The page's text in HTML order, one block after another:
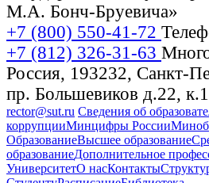
М.А. Бонч-Бруевича»
+7 (800) 550-41-72
+7 (812) 326-31-63
Россия, 193232, Санкт-
пр. Большевиков д.22, к.1
rector@sut.ru Сведения об
коррупцииМинцифры России
ОбразованиеВысшее образование
образованиеДополнительное
УниверситетО насКонтакты